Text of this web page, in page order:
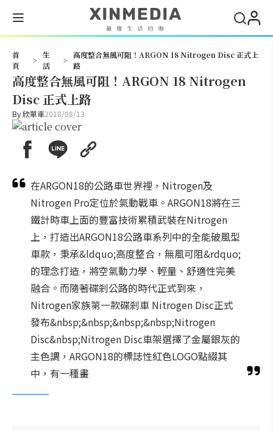
首
頁
>
生
活
>
高度整合無風可阻！ARGON 18 Nitrogen Disc 正式上
路
高度整合無風可阻！ARGON 18 Nitrogen
Disc 正式上路
By欣單車2018/08/13
在ARGON18的公路車世界裡，Nitrogen及
Nitrogen Pro定位於氣動戰車。ARGON18將在三
鐵計時車上面的豐富技術累積武裝在Nitrogen
上，打造出ARGON18公路車系列中的全能破風型
車款，秉承&ldquo;高度整合，無風可阻&rdquo;
的理念打造，將空氣動力學、輕量、舒適性完美
融合。而隨著碟剎公路的時代正式到來，
Nitrogen家族第一款碟剎車 Nitrogen Disc正式
發布&nbsp;&nbsp;&nbsp;&nbsp;Nitrogen
Disc&nbsp;Nitrogen Disc車架選擇了金屬銀灰的
主色調，ARGON18的標誌性紅色LOGO點綴其
中，有一種畫